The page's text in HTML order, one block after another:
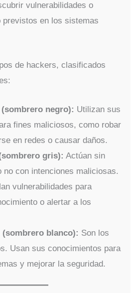
vulnerabilidades o
previstos en los sistemas
de hackers, clasificados
(sombrero negro): Utilizan sus
fines maliciosos, como robar
en redes o causar daños.
gris): Actúan sin
no con intenciones maliciosas.
vulnerabilidades para
o alertar a los
(sombrero blanco): Son los
Usan sus conocimientos para
y mejorar la seguridad.